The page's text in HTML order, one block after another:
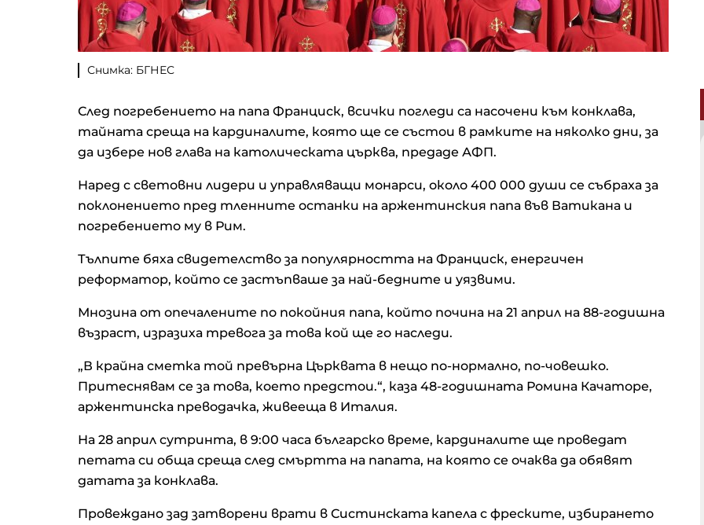
Снимка: БГНЕС
След погребението на папа Франциск, всички погледи са насочени към конклава,
тайната среща на кардиналите, която ще се състои в рамките на няколко дни, за
да избере нов глава на католическата църква, предаде АФП.
Наред с световни лидери и управляващи монарси, около 400 000 души се събраха за
поклонението пред тленните останки на аржентинския папа във Ватикана и
погребението му в Рим.
Тълпите бяха свидетелство за популярността на Франциск, енергичен
реформатор, който се застъпваше за най-бедните и уязвими.
Мнозина от опечалените по покойния папа, който почина на 21 април на 88-годишна
възраст, изразиха тревога за това кой ще го наследи.
„В крайна сметка той превърна Църквата в нещо по-нормално, по-човешко.
Притеснявам се за това, което предстои.“, каза 48-годишната Ромина Качаторе,
аржентинска преводачка, живееща в Италия.
На 28 април сутринта, в 9:00 часа българско време, кардиналите ще проведат
петата си обща среща след смъртта на папата, на която се очаква да обявят
датата за конклава.
Провеждано зад затворени врати в Систинската капела с фреските, избирането